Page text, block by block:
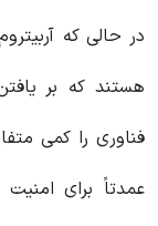
در حالی که
هستند که بر
فناوری را کمی
عمدتاً برای